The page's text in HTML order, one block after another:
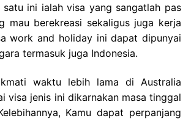
ini ialah visa yang sangatlah pas
mau berekreasi sekaligus juga kerja
work and holiday ini dapat dipunyai
termasuk juga Indonesia.
waktu lebih lama di Australia
visa jenis ini dikarnakan masa tinggal
Kamu dapat perpanjang